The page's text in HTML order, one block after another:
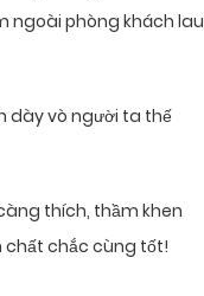
ngoài phòng khách lau
dày vò người ta thế
thích, thầm khen
chất chắc cùng tốt!